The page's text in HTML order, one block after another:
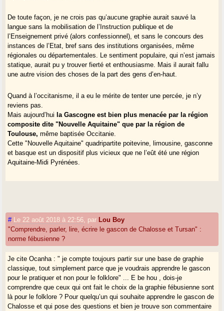
supporter l’incongruité. », il concluait ainsi l’article : «L’écriture est la
peinture de la voix, plus elle est ressemblante, meilleure elle
est.».
Et plus près de nous, le GasconFrançois Fontan(1929-1979),
fondateur en 1959 duParti nationaliste occitan(devenu Parti de la
nation occitane) ; dans un chapitre « L’ÉCRITURE » de son ouvrage
Ethnisme – Vers un Nationalisme Humaniste, Cuneo, 1961, il écrivait :
reproduit plus aisément et plus exactement la parole, dans la
mesure où elle se rapproche davantage du phonétisme alphabétique,
dans la mesure où chaque son est toujours représenté par le même
signe, et où chaque signe représente toujours le même son. »
Enfin, sur la question dux
gascon, je dois corriger l’appréciation de
PJM : Bourciez n’est pas le « fossoyeur du graphèmex gascon » mais
il s’est incliné devant le refus des adhérents de l’
catalanas, çò es assaber : ll, ny, ix, tx, ig, que remplaçam per lh, nh, is,
ch, g, […] » (Gramatica, 2nde éd. p . 7).
Plân couraumén.
De toute façon, je ne crois pas qu’aucune graphie aurait sauvé la
langue sans la mobilisation de l’Instruction publique et de
l’Enseignement privé (alors confessionnel), et sans le concours des
instances de l’Etat, bref sans des institutions organisées, même
régionales ou départementales. Le sentiment populaire, qui n’est jamais
statique, aurait pu y trouver fierté et enthousiasme. Mais il aurait fallu
une autre vision des choses de la part des gens d’en-haut.
Quand à l’occitanisme, il a eu le mérite de tenter une percée, je n’y
reviens pas.
Mais aujourd’hui la Gascogne est bien plus menacée par la région
composite dite "Nouvelle Aquitaine" que par la région de
Toulouse, même baptisée Occitanie.
Cette "Nouvelle Aquitaine" quadripartite poitevine, limousine, gasconne
et basque est un dispositif plus vicieux que ne l’eût été une région
Aquitaine-Midi Pyrénées.
# Le 22 août 2018 à 22:56 par Lou Boy
"Comprendre, parler, lire, écrire le gascon de Chalosse et Tursan" :
norme fébusienne ?
Je cite Ocanha : " je compte toujours partir sur une base de graphie
classique, tout simplement parce que je voudrais apprendre le gascon
pour le pratiquer et non pour le folklore" ... E be hou , dois-je
comprendre que ceux qui ont fait le choix de la graphie fébusienne sont
là pour le folklore ? Pour quelqu’un qui souhaite apprendre le gascon de
Chalosse et qui pose des questions et bien je trouve son commentaire